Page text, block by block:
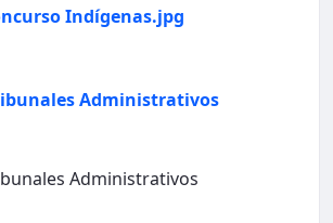
Indígenas.jpg
Administrativos
Administrativos